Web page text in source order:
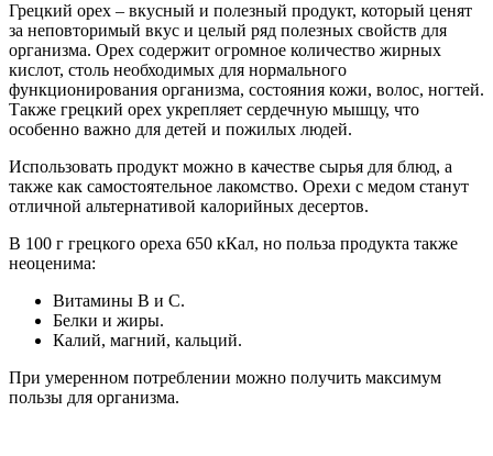
Грецкий орех – вкусный и полезный продукт, который ценят
за неповторимый вкус и целый ряд полезных свойств для
организма. Орех содержит огромное количество жирных
кислот, столь необходимых для нормального
функционирования организма, состояния кожи, волос, ногтей.
Также грецкий орех укрепляет сердечную мышцу, что
особенно важно для детей и пожилых людей.
Использовать продукт можно в качестве сырья для блюд, а
также как самостоятельное лакомство. Орехи с медом станут
отличной альтернативой калорийных десертов.
В 100 г грецкого ореха 650 кКал, но польза продукта также
неоценима:
Витамины В и С.
Белки и жиры.
Калий, магний, кальций.
При умеренном потреблении можно получить максимум
пользы для организма.